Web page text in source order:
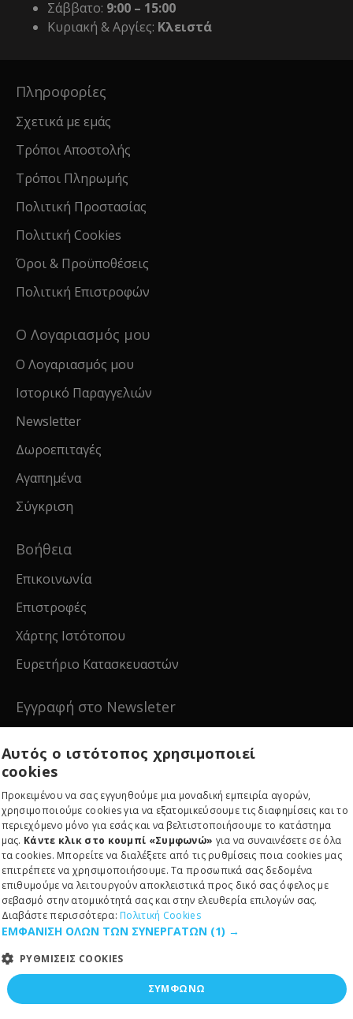
Σάββατο: 9:00 – 15:00
Κυριακή & Αργίες: Κλειστά
Πληροφορίες
Σχετικά με εμάς
Τρόποι Αποστολής
Τρόποι Πληρωμής
Πολιτική Προστασίας
Πολιτική Cookies
Όροι & Προϋποθέσεις
Πολιτική Επιστροφών
Ο Λογαριασμός μου
Ο Λογαριασμός μου
Ιστορικό Παραγγελιών
Newsletter
Δωροεπιταγές
Αγαπημένα
Σύγκριση
Βοήθεια
Επικοινωνία
Επιστροφές
Χάρτης Ιστότοπου
Ευρετήριο Κατασκευαστών
Εγγραφή στο Newsleter
Εγγραφείτε για νέα και ειδικές προσφορές!
Εγγραφείτε
Αυτός ο ιστότοπος χρησιμοποιεί
cookies
Προκειμένου να σας εγγυηθούμε μια μοναδική εμπειρία αγορών,
χρησιμοποιούμε cookies για να εξατομικεύσουμε τις διαφημίσεις και το
περιεχόμενο μόνο για εσάς και να βελτιστοποιήσουμε το κατάστημα
μας. Κάντε κλικ στο κουμπί «Συμφωνώ» για να συναινέσετε σε όλα
τα cookies. Μπορείτε να διαλέξετε από τις ρυθμίσεις ποια cookies μας
επιτρέπετε να χρησιμοποιήσουμε. Τα προσωπικά σας δεδομένα
επιθυμούμε να λειτουργούν αποκλειστικά προς δικό σας όφελος με
σεβασμό στην ατομικότητά σας και στην ελευθερία επιλογών σας.
Διαβάστε περισσότερα: Πολιτική Cookies
ΕΜΦΑΝΙΣΗ ΟΛΩΝ ΤΩΝ ΣΥΝΕΡΓΑΤΩΝ (1) →
ΡΥΘΜΙΣΕΙΣ COOKIES
ΣΥΜΦΩΝΩ